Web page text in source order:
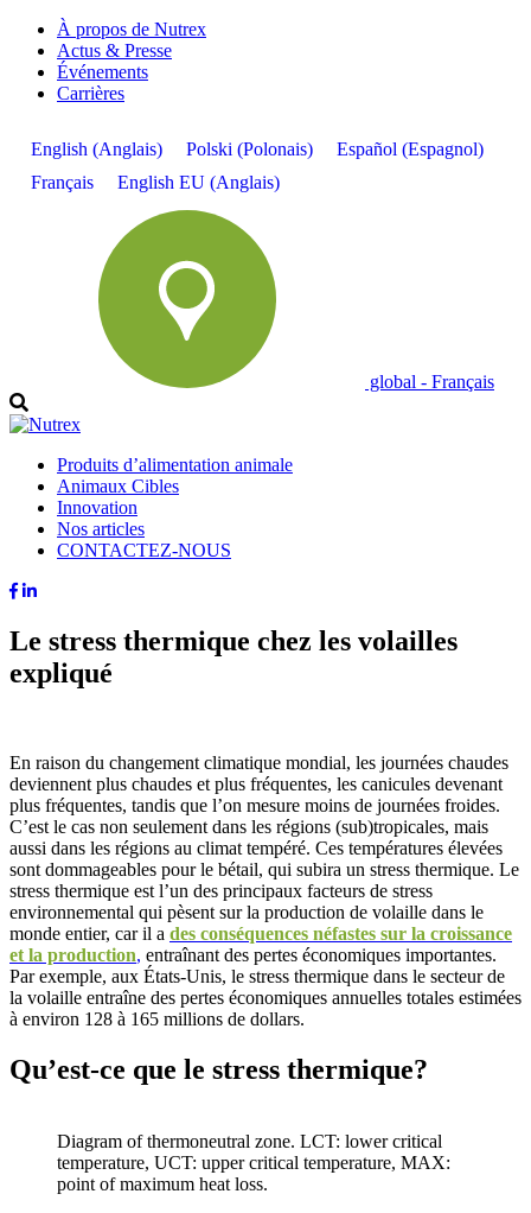
À propos de Nutrex
Actus & Presse
Événements
Carrières
English (Anglais) Polski (Polonais) Español (Espagnol)
Français
English EU (Anglais)
global - Français
Produits d’alimentation animale
Animaux Cibles
Innovation
Nos articles
CONTACTEZ-NOUS
Le stress thermique chez les volailles
expliqué
En raison du changement climatique mondial, les journées chaudes
deviennent plus chaudes et plus fréquentes, les canicules devenant
plus fréquentes, tandis que l’on mesure moins de journées froides.
C’est le cas non seulement dans les régions (sub)tropicales, mais
aussi dans les régions au climat tempéré. Ces températures élevées
sont dommageables pour le bétail, qui subira un stress thermique. Le
stress thermique est l’un des principaux facteurs de stress
environnemental qui pèsent sur la production de volaille dans le
monde entier, car il a des conséquences néfastes sur la croissance
et la production, entraînant des pertes économiques importantes.
Par exemple, aux États-Unis, le stress thermique dans le secteur de
la volaille entraîne des pertes économiques annuelles totales estimées
à environ 128 à 165 millions de dollars.
Qu’est-ce que le stress thermique?
Diagram of thermoneutral zone. LCT: lower critical
temperature, UCT: upper critical temperature, MAX:
point of maximum heat loss.